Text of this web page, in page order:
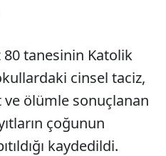
tanesinin Katolik
cinsel taciz,
ölümle sonuçlanan
çoğunun
kaydedildi.